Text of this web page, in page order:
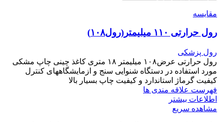
مقایسه
رول حرارتی ۱۱۰ میلیمتر(رول۱۰۸)
رول پزشکی
رول حرارتی عرض۱۰۸ میلیمتر ۱۸ متری کاغذ چینی چاپ مشکی
مورد استفاده در دستگاه شنوایی سنج و ازمایشگاههای کنترل
کیفیت گرماژ استاندارد و کیفیت چاپ بسیار بالا
فهرست علاقه مندی ها
اطلاعات بیشتر
مشاهده سریع